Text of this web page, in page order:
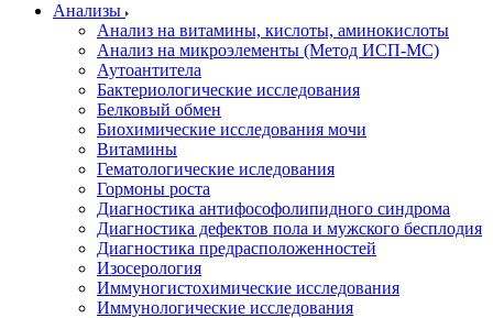
Анализы
Анализ на витамины, кислоты, аминокислоты
Анализ на микроэлементы (Метод ИСП-МС)
Аутоантитела
Бактериологические исследования
Белковый обмен
Биохимические исследования мочи
Витамины
Гематологические иследования
Гормоны роста
Диагностика антифософолипидного синдрома
Диагностика дефектов пола и мужского бесплодия
Диагностика предрасположенностей
Изосерология
Иммуногистохимические исследования
Иммунологические исследования